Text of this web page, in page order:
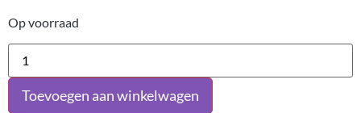
Op voorraad
Toevoegen aan winkelwagen